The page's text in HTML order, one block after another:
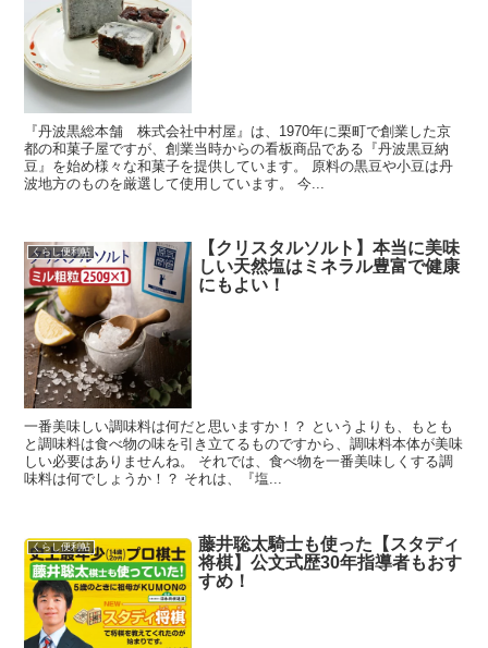
『丹波黒総本舗 株式会社中村屋』は、1970年に栗町で創業した京
都の和菓子屋ですが、創業当時からの看板商品である『丹波黒豆納
豆』を始め様々な和菓子を提供しています。 原料の黒豆や小豆は丹
波地方のものを厳選して使用しています。 今...
くらし便利帖
【クリスタルソルト】本当に美味
しい天然塩はミネラル豊富で健康
にもよい！
一番美味しい調味料は何だと思いますか！？ というよりも、もとも
と調味料は食べ物の味を引き立てるものですから、調味料本体が美味
しい必要はありませんね。 それでは、食べ物を一番美味しくする調
味料は何でしょうか！？ それは、『塩...
くらし便利帖
藤井聡太騎士も使った【スタディ
将棋】公文式歴30年指導者もおす
すめ！